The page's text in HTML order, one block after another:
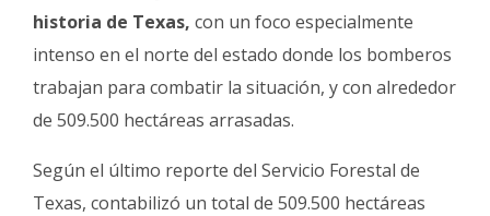
historia de Texas, con un foco especialmente
intenso en el norte del estado donde los bomberos
trabajan para combatir la situación, y con alrededor
de 509.500 hectáreas arrasadas.
Según el último reporte del Servicio Forestal de
Texas, contabilizó un total de 509.500 hectáreas